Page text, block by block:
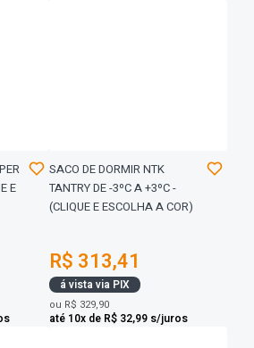
E
SACO DE DORMIR NTK
TANTRY DE -3ºC A +3ºC -
(CLIQUE E ESCOLHA A COR)
R$ 313,41
á vista via PIX
ou R$ 329,90
até 10x de R$ 32,99 s/juros